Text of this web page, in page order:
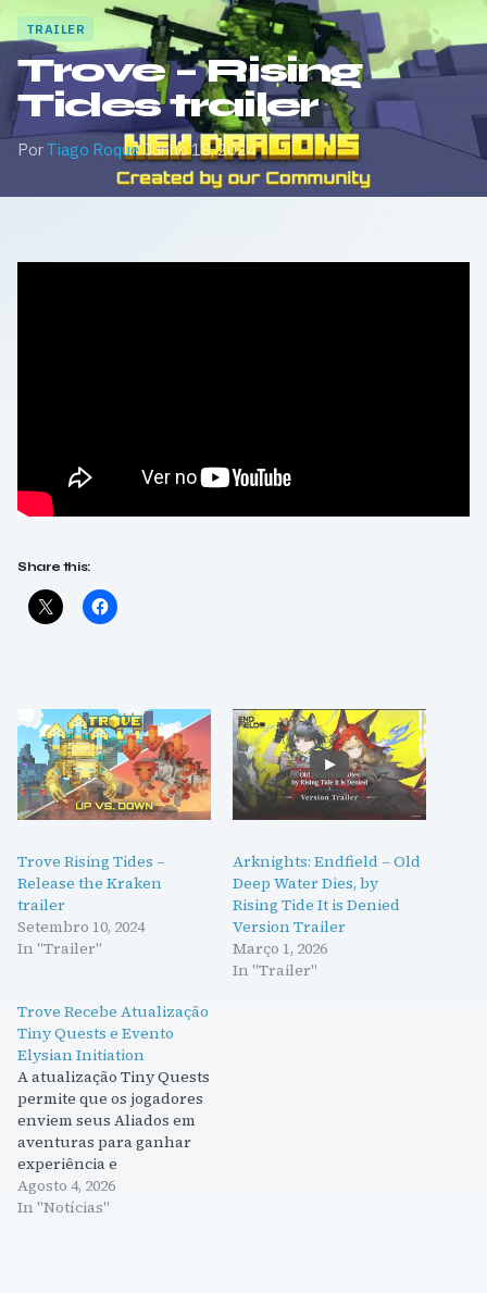
TRAILER
Trove – Rising
Tides trailer
Por Tiago Roque·Junho 18, 2024
Share this:
Trove Rising Tides –
Release the Kraken
trailer
Setembro 10, 2024
In "Trailer"
Arknights: Endfield – Old
Deep Water Dies, by
Rising Tide It is Denied
Version Trailer
Março 1, 2026
In "Trailer"
Trove Recebe Atualização
Tiny Quests e Evento
Elysian Initiation
A atualização Tiny Quests
permite que os jogadores
enviem seus Aliados em
aventuras para ganhar
experiência e
recompensas. O evento
Elysian Initiation desafia
Agosto 4, 2026
In "Notícias"